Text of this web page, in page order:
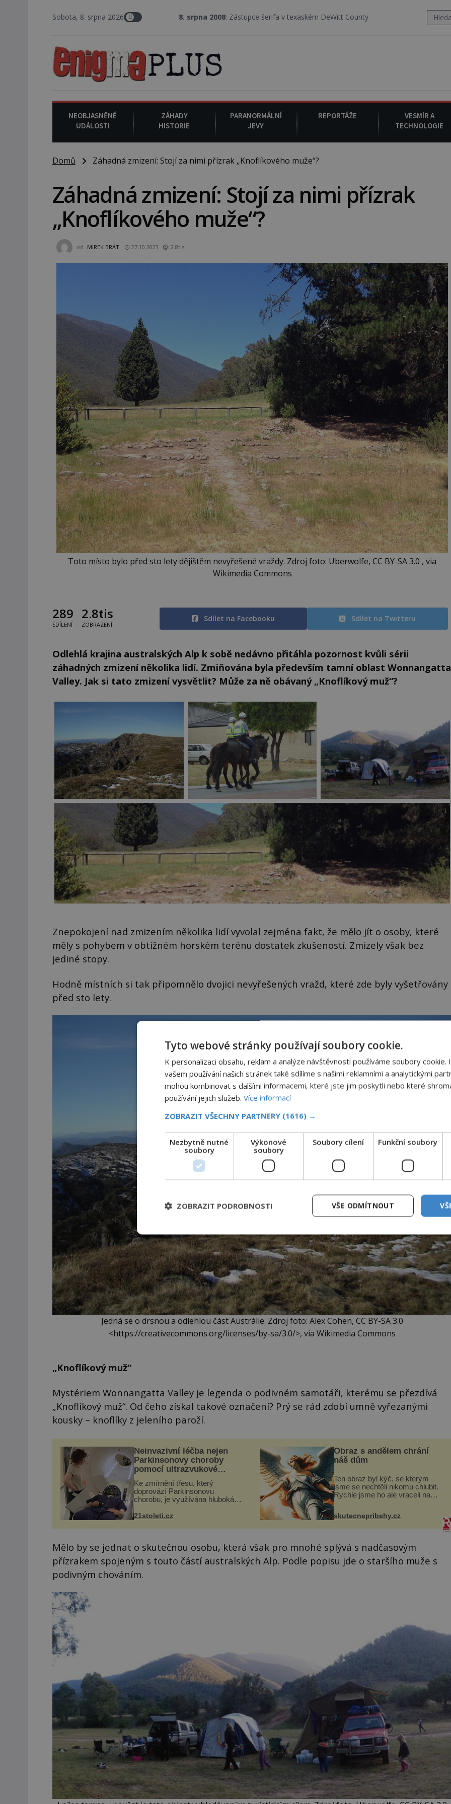
Sobota, 8. srpna 20268. srpna 2008 : Zástupce šerifa v texaském DeWitt County pořizuje video, na kterém před jeho
NEOBJASNĚNÉ
UDÁLOSTI
ZÁHADY
HISTORIE
PARANORMÁLNÍ
JEVY
REPORTÁŽE
VESMÍR A
TECHNOLOGIE
Domů Záhadná zmizení: Stojí za nimi přízrak „Knoflíkového muže“?
Záhadná zmizení: Stojí za nimi přízrak
„Knoflíkového muže“?
od MIREK BRÁT 27.10.2023 2.8tis
Toto místo bylo před sto lety dějištěm nevyřešené vraždy. Zdroj foto: Uberwolfe, CC BY-SA 3.0 , via
Wikimedia Commons
289
SDÍLENÍ
2.8tis
ZOBRAZENÍ
Sdílet na Facebooku Sdílet na Twitteru
Odlehlá krajina australských Alp k sobě nedávno přitáhla pozornost kvůli sérii
záhadných zmizení několika lidí. Zmiňována byla především tamní oblast Wonnangatta
Valley. Jak si tato zmizení vysvětlit? Může za ně obávaný „Knoflíkový muž“?
Znepokojení nad zmizením několika lidí vyvolal zejména fakt, že mělo jít o osoby, které
měly s pohybem v obtížném horském terénu dostatek zkušeností. Zmizely však bez
jediné stopy.
Hodně místních si tak připomnělo dvojici nevyřešených vražd, které zde byly vyšetřovány
před sto lety.
Jedná se o drsnou a odlehlou část Austrálie. Zdroj foto: Alex Cohen, CC BY-SA 3.0
<https://creativecommons.org/licenses/by-sa/3.0/>, via Wikimedia Commons
„Knoflíkový muž“
Mystériem Wonnangatta Valley je legenda o podivném samotáři, kterému se přezdívá
„Knoflíkový muž“. Od čeho získal takové označení? Prý se rád zdobí umně vyřezanými
kousky – knoflíky z jeleního paroží.
Neinvazivní léčba nejen
Parkinsonovy choroby
pomocí ultrazvukové
Ke zmírnění třesu, který
doprovází Parkinsonovu
chorobu, je využívána hluboká
vyžaduje vysoce invazivní
vhodný k dostatečně přesnému
21stoleti.cz
Obraz s andělem chrání
náš dům
Ten obraz byl kýč, se kterým
jsme se nechtěli nikomu chlubit.
Rychle jsme ho ale vraceli na
domek na severu Čech, kde
jsme si naplánova...
skutecnepribehy.cz
Mělo by se jednat o skutečnou osobu, která však pro mnohé splývá s nadčasovým
přízrakem spojeným s touto částí australských Alp. Podle popisu jde o staršího muže s
podivným chováním.
Tyto webové stránky používají soubory cookie.
K personalizaci obsahu, reklam a analýze návštěvnosti používáme soubory cookie.
vašem používání našich stránek také sdílíme s našimi reklamními a analytickými
mohou kombinovat s dalšími informacemi, které jste jim poskytli nebo které
používání jejich služeb. Více informací
ZOBRAZIT VŠECHNY PARTNERY (1616) →
Nezbytně nutné
soubory
Výkonové
soubory
Soubory cílení Funkční soubory
VŠE ODMÍTNOUT
ZOBRAZIT PODROBNOSTI